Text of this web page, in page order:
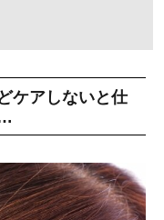
ケアしないと仕